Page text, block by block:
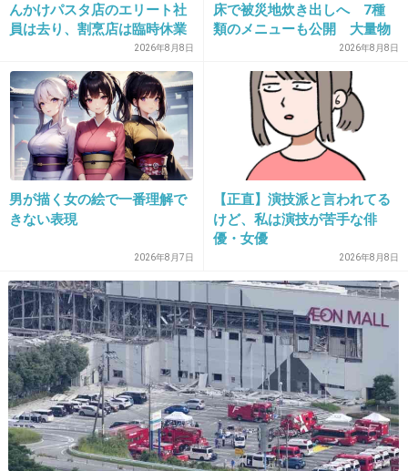
27. 匿名2026/06/03(水) 09:02:54
軽く柔らかい靴だと靴ずれしにくいというのがわかった。
硬くて重い皮革の運動靴（OnitsukaTigerとかadidasと
か）履いてみたいけど、絶対靴ずれするから履けない…
デザインで靴を選んで履けないというのが悲しい。
1件の返信
+3
2026/06/03(水) 09:04:37
お風呂入る時痛くないですか（ ; ; ）
前にひどい靴づれでお風呂はいるとき
ビニール袋足に巻いて入ったら蒸れて膿んでしまった
+3
29. 匿名2026/06/03(水) 09:07:40
んかけパスタ店のエリート社
員は去り、割烹店は臨時休業
2026年8月8日
床で被災地炊き出しへ 7種
類のメニューも公開 大量物
2026年8月8日
男が描く女の絵で一番理解で
きない表現
2026年8月7日
【正直】演技派と言われてる
けど、私は演技が苦手な俳
優・女優
2026年8月8日